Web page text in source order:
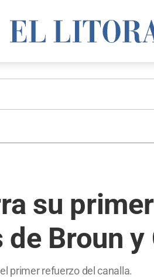
su
Broun y
primer refuerzo del canalla.